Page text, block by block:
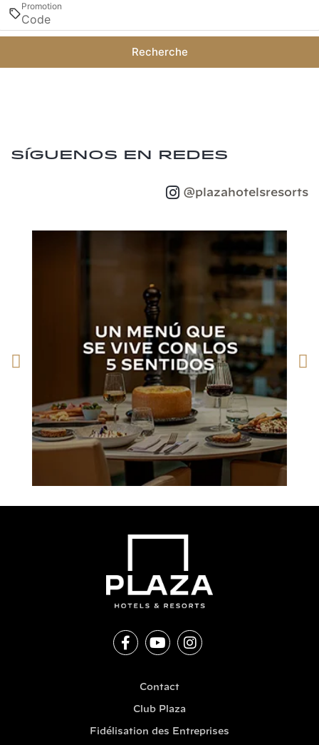
Promotion
Recherche
Síguenos en redes
@plazahotelsresorts
Contact
Club Plaza
Fidélisation des Entreprises